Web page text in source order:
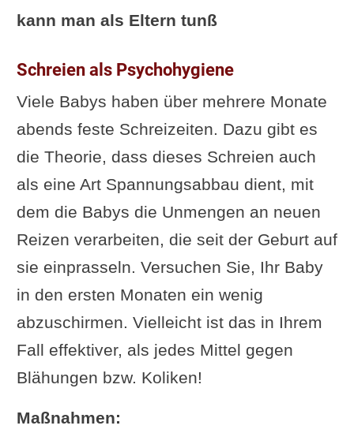
kann man als Eltern tunß
Schreien als Psychohygiene
Viele Babys haben über mehrere Monate
abends feste Schreizeiten. Dazu gibt es
die Theorie, dass dieses Schreien auch
als eine Art Spannungsabbau dient, mit
dem die Babys die Unmengen an neuen
Reizen verarbeiten, die seit der Geburt auf
sie einprasseln. Versuchen Sie, Ihr Baby
in den ersten Monaten ein wenig
abzuschirmen. Vielleicht ist das in Ihrem
Fall effektiver, als jedes Mittel gegen
Blähungen bzw. Koliken!
Maßnahmen: